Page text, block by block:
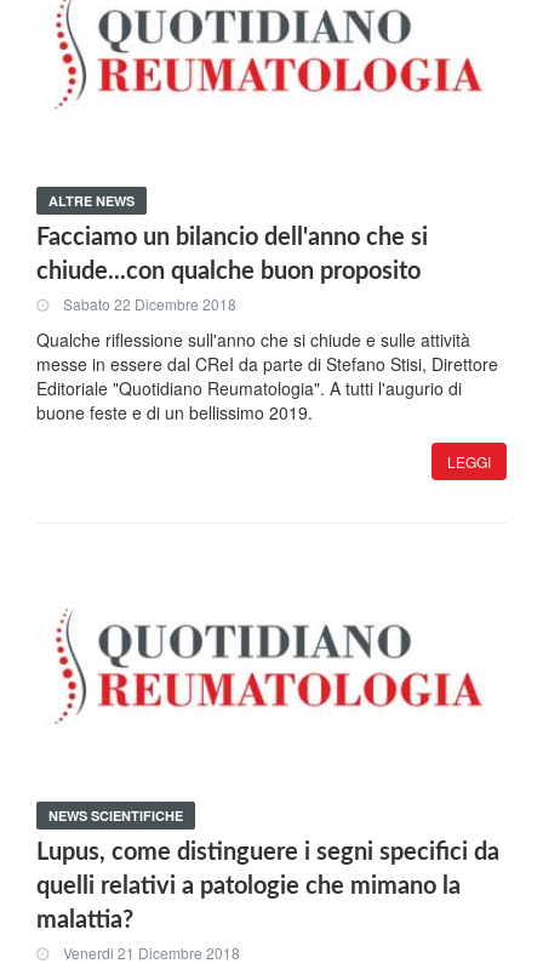
ALTRE NEWS
Facciamo un bilancio dell'anno che si
chiude...con qualche buon proposito
Sabato 22 Dicembre 2018
Qualche riflessione sull'anno che si chiude e sulle attività
messe in essere dal CReI da parte di Stefano Stisi, Direttore
Editoriale "Quotidiano Reumatologia". A tutti l'augurio di
buone feste e di un bellissimo 2019.
LEGGI
NEWS SCIENTIFICHE
Lupus, come distinguere i segni specifici da
quelli relativi a patologie che mimano la
malattia?
Venerdi 21 Dicembre 2018